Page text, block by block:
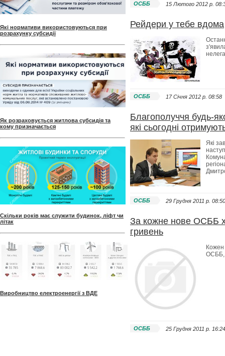
Які нормативи використовуються при
розрахунку субсидії
Як розраховується житлова субсидія та
кому призначається
Скільки років має служити будинок, ліфт чи
літак
Виробництво електроенергії з ВДЕ
ОСББ 15 Лютого 2012 p.
Рейдери у тебе вдома
ОСББ 17 Січня 2012 p. 08:58
Благополуччя будь-
які сьогодні
Які
ОСББ 29 Грудня 2011 p. 08:50
За кожне нове ОСББ
гривень
Кожен
ОСББ,
ОСББ 25 Грудня 2011 p. 16:24